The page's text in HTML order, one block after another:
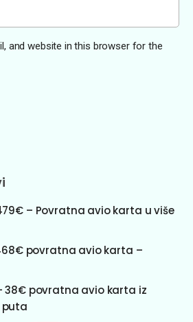
and website in this browser for the
– Povratna avio karta u više
povratna avio karta –
38€ povratna avio karta iz
puta